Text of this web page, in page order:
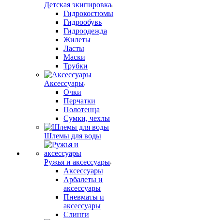
Детская экипировка
Гидрокостюмы
Гидрообувь
Гидроодежда
Жилеты
Ласты
Маски
Трубки
Аксессуары
Очки
Перчатки
Полотенца
Сумки, чехлы
Шлемы для воды
Ружья и аксессуары
Аксессуары
Арбалеты и
аксессуары
Пневматы и
аксессуары
Слинги